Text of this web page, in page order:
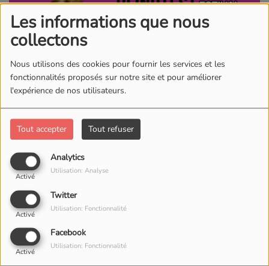
Les informations que nous
collectons
Nous utilisons des cookies pour fournir les services et les
fonctionnalités proposés sur notre site et pour améliorer
l'expérience de nos utilisateurs.
Tout accepter Tout refuser
Analytics
Activé
Utilisation: Analyse
Twitter
Activé
Utilisation: Fonctionnalité
Facebook
Activé
Utilisation: Fonctionnalité
Le 13 août 2026
20:00 - 22:30
LE STRAP' COMEDY CLUB
Rue de Morat 1
1700, Fribourg
Cinq séries de vingt titres, quelques secondes de
réflexion et vous devrez découvrir interprètes et titres de